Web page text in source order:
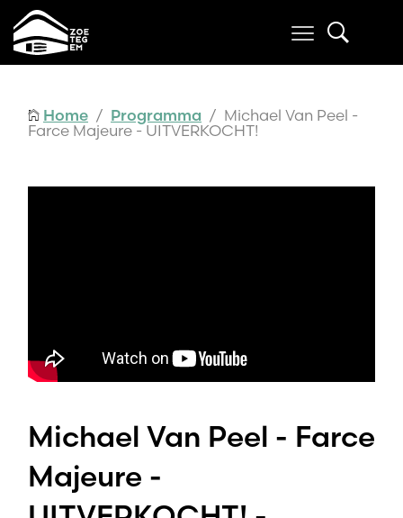
Home / Programma / Michael Van Peel -
Farce Majeure - UITVERKOCHT!
Michael Van Peel - Farce
Majeure -